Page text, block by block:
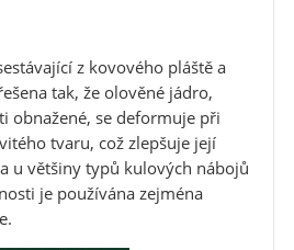
z kovového pláště a
tak, že olověné jádro,
obnažené, se deformuje při
tvaru, což zlepšuje její
u většiny typů kulových nábojů
je používána zejména